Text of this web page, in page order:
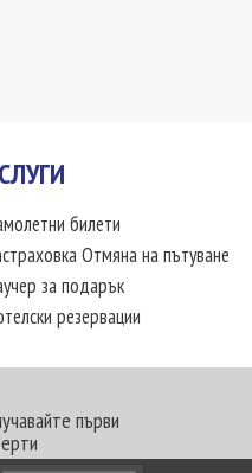
билети
Отмяна на пътуване
за подарък
резервации
първи